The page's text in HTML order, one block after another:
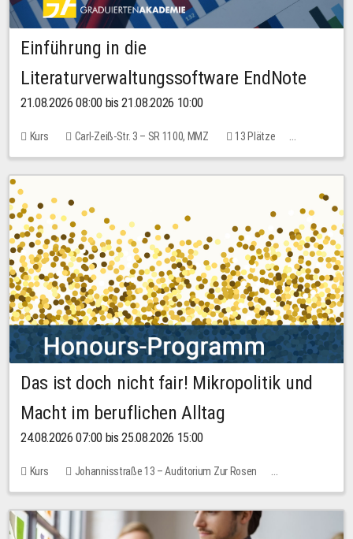
Einführung in die
Literaturverwaltungssoftware EndNote
21.08.2026 08:00 bis 21.08.2026 10:00
Kurs Carl-Zeiß-Str. 3 – SR 1100, MMZ
13 Plätze
10,00 EUR
Das ist doch nicht fair! Mikropolitik und
Macht im beruflichen Alltag
24.08.2026 07:00 bis 25.08.2026 15:00
Kurs
Johannisstraße 13 – Auditorium Zur Rosen
Keine freien Plätze